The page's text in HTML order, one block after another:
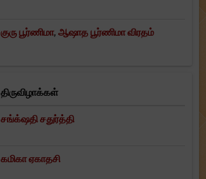
குரு பூர்ணிமா, ஆஷாத பூர்ணிமா விரதம்
திருவிழாக்கள்
சங்க்‌ஷதி சதுர்த்தி
கமிகா ஏகாதசி